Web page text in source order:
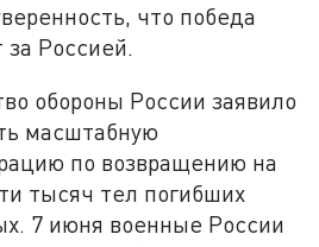
что победа
за Россией.
обороны России заявило
масштабную
по возвращению на
тысяч тел погибших
7 июня военные России